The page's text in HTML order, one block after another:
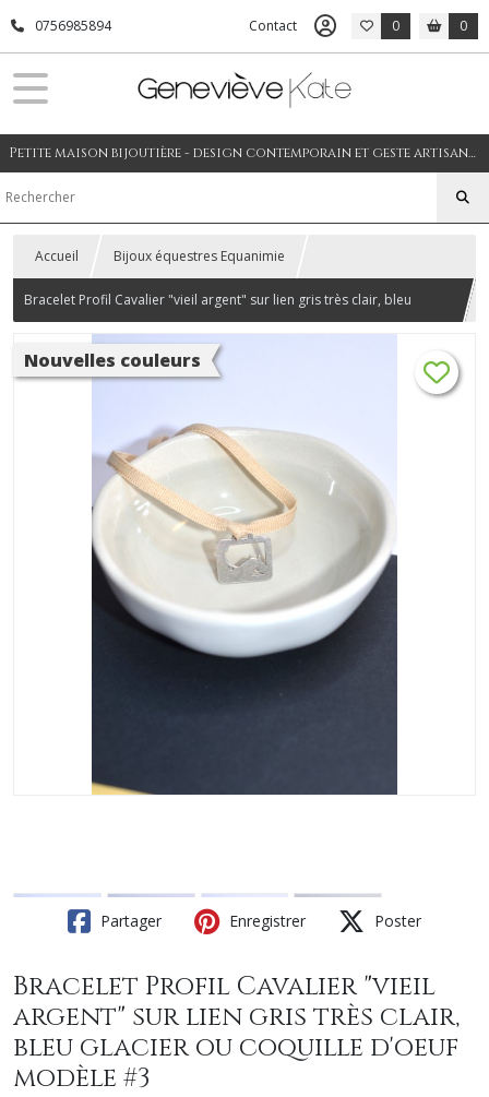
0756985894 Contact 0 0
Petite maison bijoutière - design contemporain et geste artisanal
Accueil Bijoux équestres Equanimie
Bracelet Profil Cavalier "vieil argent" sur lien gris très clair, bleu
glacier ou coquille d'oeuf modèle #3
Nouvelles couleurs
Partager Enregistrer Poster
Bracelet Profil Cavalier "vieil
argent" sur lien gris très clair,
bleu glacier ou coquille d'oeuf
modèle #3